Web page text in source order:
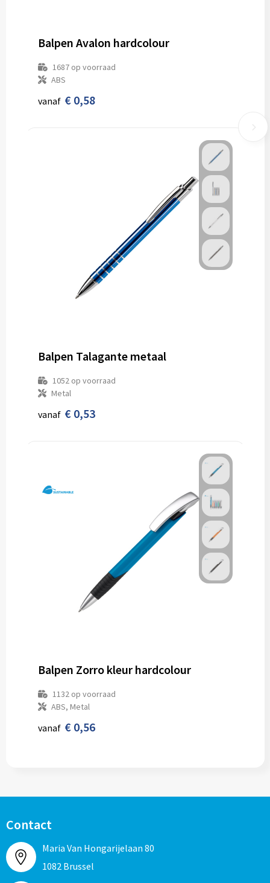
Balpen Avalon hardcolour
1687op voorraad
ABS
vanaf € 0,58
Balpen Talagante metaal
1052op voorraad
Metal
vanaf € 0,53
Balpen Zorro kleur hardcolour
1132op voorraad
ABS, Metal
vanaf € 0,56
Contact
Maria Van Hongarijelaan 80
1082 Brussel